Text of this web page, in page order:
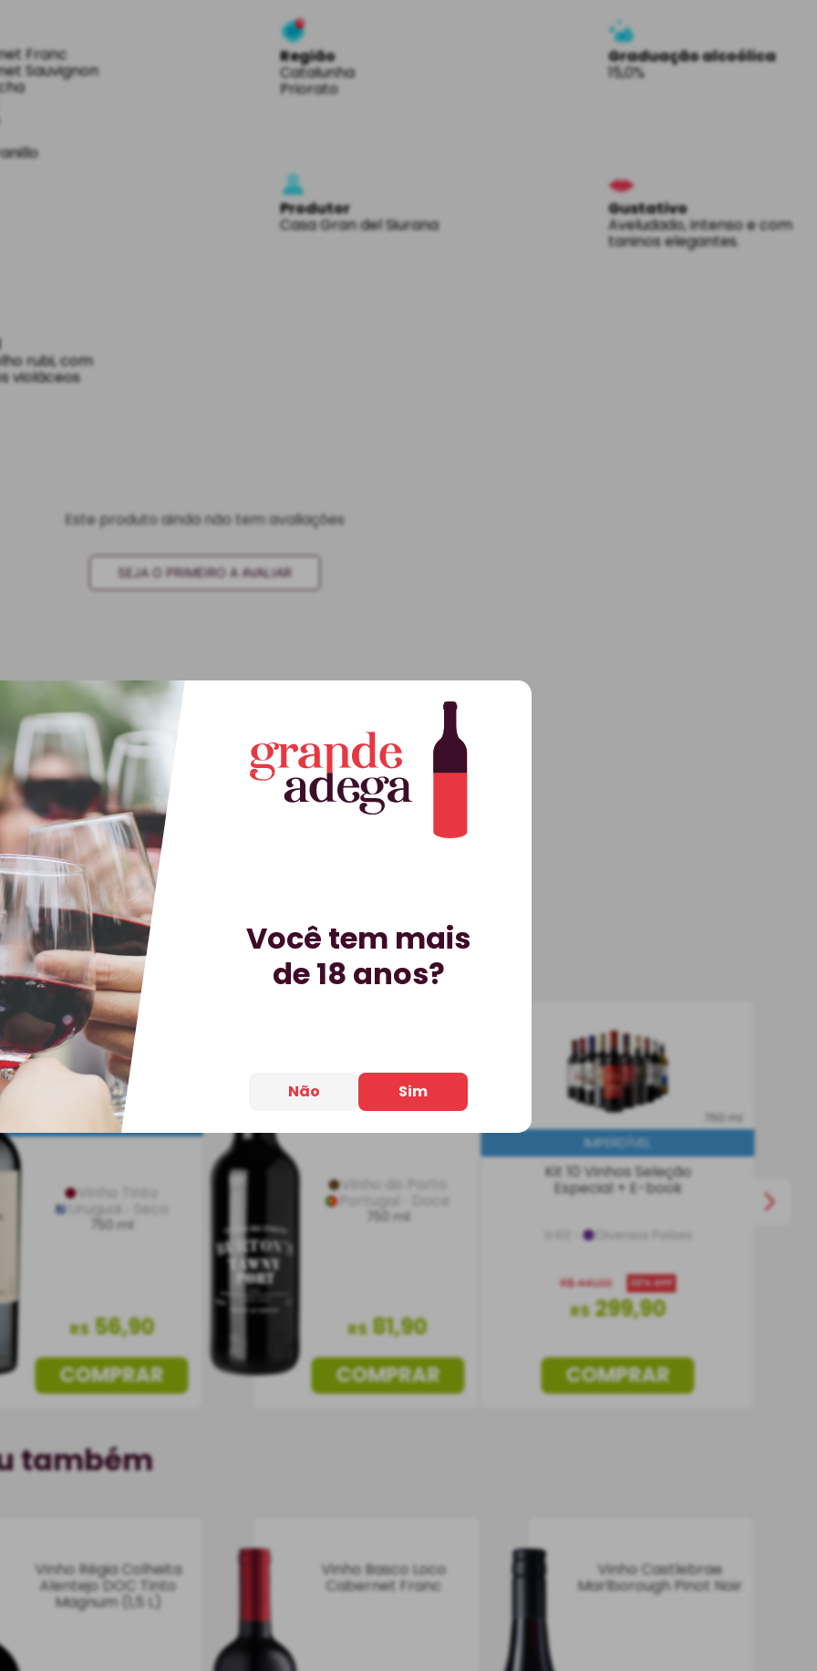
Franc
Sauvignon
Região
Catalunha
Priorato
Graduação alcoólica
15,0%
Produtor
Casa Gran del Siurana
Gustativo
Aveludado, intenso e com
taninos elegantes.
rubi, com
violáceos
Este produto ainda não tem avaliações
SEJA O PRIMEIRO A AVALIAR
Este produto ainda não tem perguntas
SEJA O PRIMEIRO A PERGUNTAR
Vinho Montes
Toscanini Reserva
Familiar Tannat
BEST-SELLER
Vinho Tinto
Uruguai Seco
750 ml
R$ 56,90
COMPRAR
Tawny
DESCONTO PROGRESSIVO BEST-SELLER
Vinho do Porto
Portugal Doce
750 ml
R$ 81,90
COMPRAR
750 ml
BEST-SELLER
Kit 10 Vinhos Seleção
Especial + E-book
Diversos Países
R$441,00 32% OFF
R$ 299,90
COMPRAR
também
Vinho Régia Colheita
Alentejo DOC Tinto
Magnum (1,5 L)
Vinho Basco Loco
Cabernet Franc
Vinho Castlebrae
Marlborough Pinot Noir
Você tem mais
de 18 anos?
Não Sim